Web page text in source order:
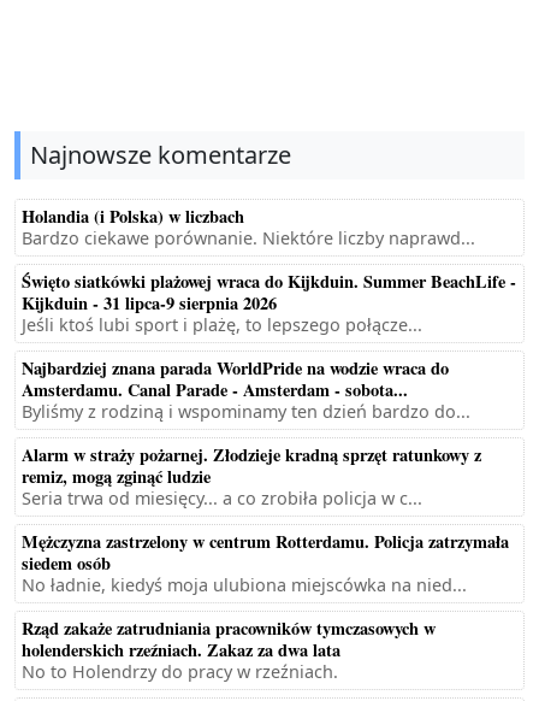
Najnowsze komentarze
Holandia (i Polska) w liczbach
Bardzo ciekawe porównanie. Niektóre liczby naprawd...
Święto siatkówki plażowej wraca do Kijkduin. Summer BeachLife -
Kijkduin - 31 lipca-9 sierpnia 2026
Jeśli ktoś lubi sport i plażę, to lepszego połącze...
Najbardziej znana parada WorldPride na wodzie wraca do
Amsterdamu. Canal Parade - Amsterdam - sobota...
Byliśmy z rodziną i wspominamy ten dzień bardzo do...
Alarm w straży pożarnej. Złodzieje kradną sprzęt ratunkowy z
remiz, mogą zginąć ludzie
Seria trwa od miesięcy... a co zrobiła policja w c...
Mężczyzna zastrzelony w centrum Rotterdamu. Policja zatrzymała
siedem osób
No ładnie, kiedyś moja ulubiona miejscówka na nied...
Rząd zakaże zatrudniania pracowników tymczasowych w
holenderskich rzeźniach. Zakaz za dwa lata
No to Holendrzy do pracy w rzeźniach.